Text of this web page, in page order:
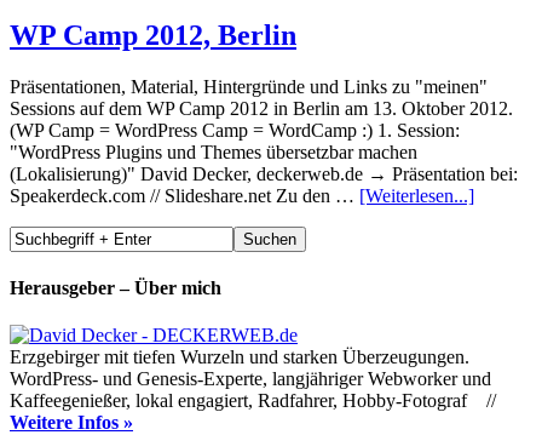
WP Camp 2012, Berlin
Präsentationen, Material, Hintergründe und Links zu "meinen"
Sessions auf dem WP Camp 2012 in Berlin am 13. Oktober 2012.
(WP Camp = WordPress Camp = WordCamp :) 1. Session:
"WordPress Plugins und Themes übersetzbar machen
(Lokalisierung)" David Decker, deckerweb.de → Präsentation bei:
Speakerdeck.com // Slideshare.net Zu den … [Weiterlesen...]
Herausgeber – Über mich
Erzgebirger mit tiefen Wurzeln und starken Überzeugungen.
WordPress- und Genesis-Experte, langjähriger Webworker und
Kaffeegenießer, lokal engagiert, Radfahrer, Hobby-Fotograf //
Weitere Infos »